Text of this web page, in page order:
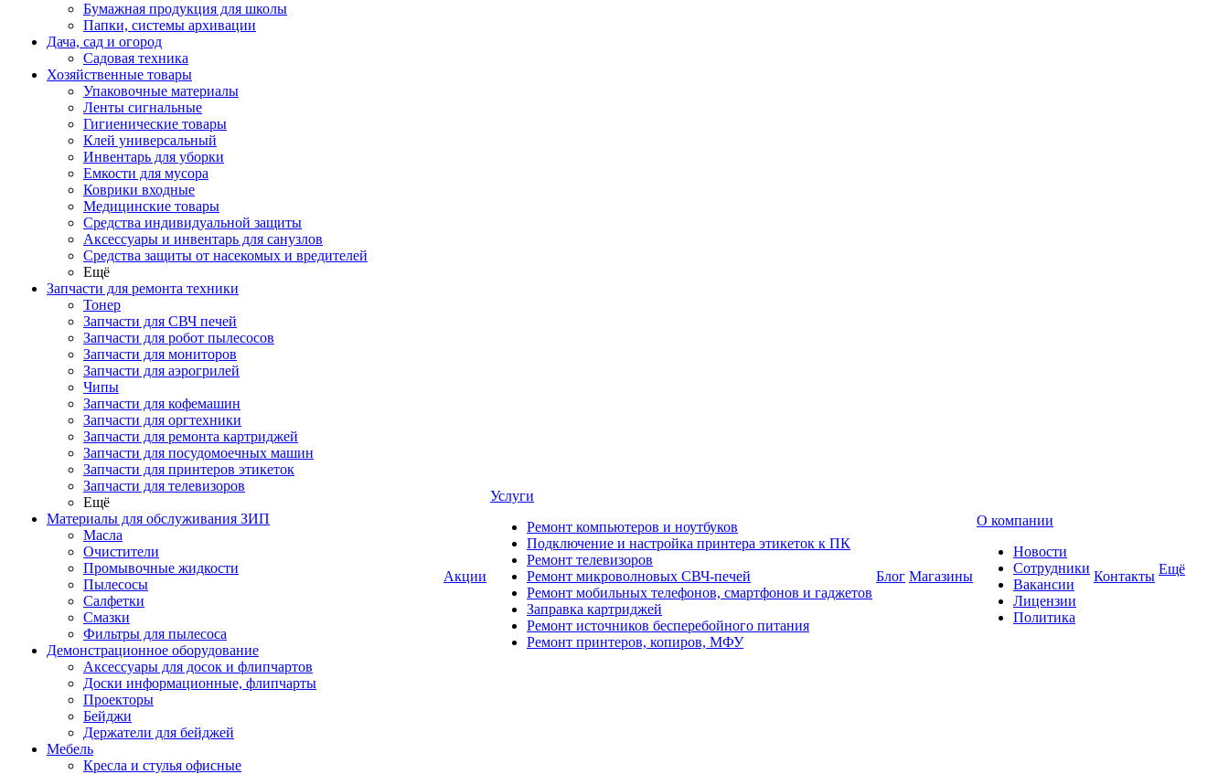
Бумажная продукция для школы
Папки, системы архивации
Дача, сад и огород
Садовая техника
Хозяйственные товары
Упаковочные материалы
Ленты сигнальные
Гигиенические товары
Клей универсальный
Инвентарь для уборки
Емкости для мусора
Коврики входные
Медицинские товары
Средства индивидуальной защиты
Аксессуары и инвентарь для санузлов
Средства защиты от насекомых и вредителей
Ещё
Запчасти для ремонта техники
Тонер
Запчасти для СВЧ печей
Запчасти для робот пылесосов
Запчасти для мониторов
Запчасти для аэрогрилей
Чипы
Запчасти для кофемашин
Запчасти для оргтехники
Запчасти для ремонта картриджей
Запчасти для посудомоечных машин
Запчасти для принтеров этикеток
Запчасти для телевизоров
Ещё
Материалы для обслуживания ЗИП
Масла
Очистители
Промывочные жидкости
Пылесосы
Салфетки
Смазки
Фильтры для пылесоса
Демонстрационное оборудование
Аксессуары для досок и флипчартов
Доски информационные, флипчарты
Проекторы
Бейджи
Держатели для бейджей
Мебель
Кресла и стулья офисные
Акции
Услуги
Ремонт компьютеров и ноутбуков
Подключение и настройка принтера этикеток к ПК
Ремонт телевизоров
Ремонт микроволновых СВЧ-печей
Ремонт мобильных телефонов, смартфонов и гаджетов
Заправка картриджей
Ремонт источников бесперебойного питания
Ремонт принтеров, копиров, МФУ
Блог Магазины
О компании
Новости
Сотрудники
Вакансии
Лицензии
Политика
Контакты Ещё